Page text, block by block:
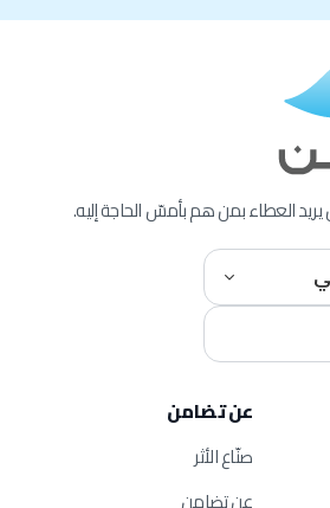
العطاء بمن هم بأمسّ الحاجة إليه.
عن تضامن
صنّاع الأثر